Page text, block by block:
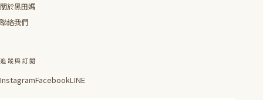
關於黑田媽
聯絡我們
追蹤與訂閱
InstagramFacebookLINE